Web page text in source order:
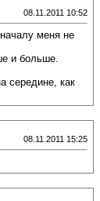
08.11.2011 10:52
меня не
и больше.
середине, как
08.11.2011 15:25